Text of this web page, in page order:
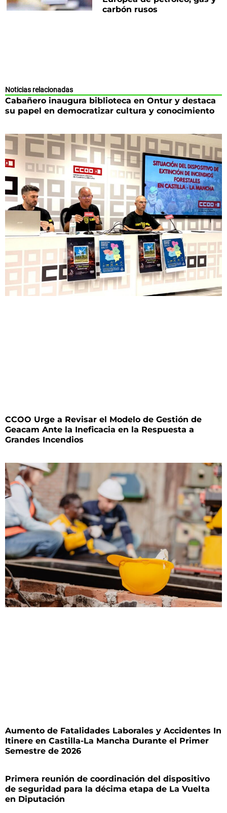
carbón rusos
Noticias relacionadas
Cabañero inaugura biblioteca en Ontur y destaca
su papel en democratizar cultura y conocimiento
CCOO Urge a Revisar el Modelo de Gestión de
Geacam Ante la Ineficacia en la Respuesta a
Grandes Incendios
Aumento de Fatalidades Laborales y Accidentes In
Itinere en Castilla-La Mancha Durante el Primer
Semestre de 2026
Primera reunión de coordinación del dispositivo
de seguridad para la décima etapa de La Vuelta
en Diputación